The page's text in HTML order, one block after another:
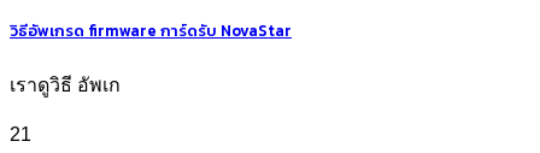
วิธีอัพเกรด firmware การ์ดรับ NovaStar
เราดูวิธี อัพเก
21